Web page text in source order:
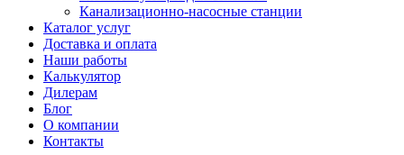
Канализационно-насосные станции
Каталог услуг
Доставка и оплата
Наши работы
Калькулятор
Дилерам
Блог
О компании
Контакты